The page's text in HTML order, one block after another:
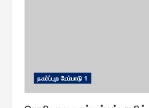
ந௧ர்ப்புற மேம்பாடு 1